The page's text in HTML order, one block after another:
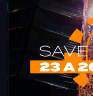
Acompanhe todas as
Fortaleza. Dicas,